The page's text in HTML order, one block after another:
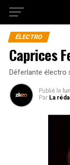
ÉLECTRO
Caprices
Déferlante électro
Publié le
Par La